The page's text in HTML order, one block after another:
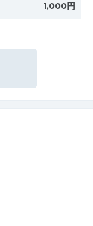
1,000円